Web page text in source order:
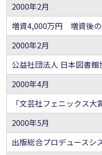
2000年2月
増資4,000万円 増資後
2000年2月
公益社団法人 日本図書館
2000年4月
「文芸社フェニックス大
2000年5月
出版総合プロデュースシ